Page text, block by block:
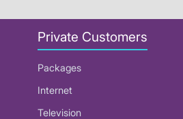
Private Customers
Packages
Internet
Television